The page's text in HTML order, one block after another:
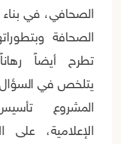
الصحافي، في
الصحافة
تطرح أيضاً
يتلخص في السؤال
المشروع
الإعلامية، على